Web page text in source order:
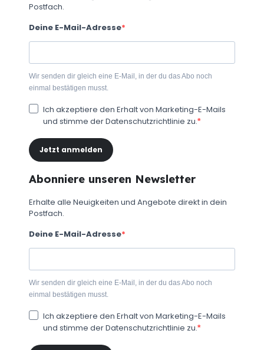
Postfach.
Deine E-Mail-Adresse
Wir senden dir gleich eine E-Mail, in der du das Abo noch
einmal bestätigen musst.
Ich akzeptiere den Erhalt von Marketing-E-Mails
und stimme der Datenschutzrichtlinie zu.
Jetzt anmelden
Abonniere unseren Newsletter
Erhalte alle Neuigkeiten und Angebote direkt in dein
Postfach.
Deine E-Mail-Adresse
Wir senden dir gleich eine E-Mail, in der du das Abo noch
einmal bestätigen musst.
Ich akzeptiere den Erhalt von Marketing-E-Mails
und stimme der Datenschutzrichtlinie zu.